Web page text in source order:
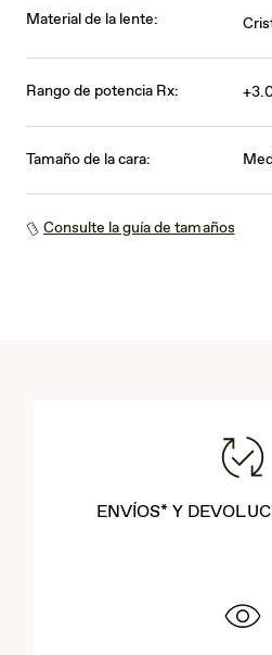
Material de la lente:
Rango de potencia Rx:
Tamaño de la cara:
Consulte la guía de tamaños
ENVÍOS* Y